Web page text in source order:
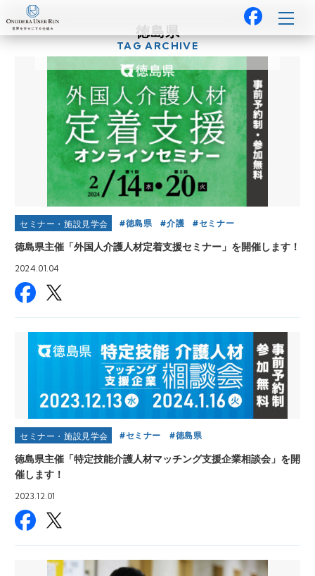
徳島県
TAG ARCHIVE
セミナー・施設見学会 徳島県 介護 セミナー
徳島県主催「外国人介護人材定着支援セミナー」を開催します！
2024.01.04
セミナー・施設見学会 セミナー 徳島県
徳島県主催「特定技能介護人材マッチング支援企業相談会」を開
催します！
2023.12.01